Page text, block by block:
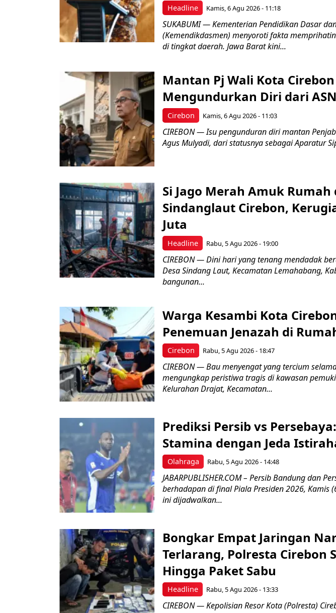
Headline Kamis, 6 Agu 2026 - 11:18
SUKABUMI — Kementerian Pendidikan Dasar
(Kemendikdasmen) menyoroti fakta
di tingkat daerah. Jawa Barat kini...
Cirebon
Mantan Pj Wali Kota
Mengundurkan Diri dari ASN
Kamis, 6 Agu 2026 - 11:03
CIREBON — Isu pengunduran diri mantan
Agus Mulyadi, dari statusnya sebagai Aparatur
Headline
Si Jago Merah Amuk Rumah
Sindanglaut Cirebon,
Juta
Rabu, 5 Agu 2026 - 19:00
CIREBON — Dini hari yang tenang mendadak
Desa Sindang Laut, Kecamatan Lemahabang,
bangunan...
Cirebon
Warga Kesambi Kota
Penemuan Jenazah di
Rabu, 5 Agu 2026 - 18:47
CIREBON — Bau menyengat yang tercium
mengungkap peristiwa tragis di kawasan
Kelurahan Drajat, Kecamatan...
Olahraga
Prediksi Persib vs
Stamina dengan Jeda
Rabu, 5 Agu 2026 - 14:48
JABARPUBLISHER.COM – Persib Bandung dan
berhadapan di final Piala Presiden 2026, Kamis
ini dijadwalkan...
Headline
Bongkar Empat Jaringan
Terlarang, Polresta Cirebon
Hingga Paket Sabu
Rabu, 5 Agu 2026 - 13:33
​CIREBON — Kepolisian Resor Kota (Polresta)